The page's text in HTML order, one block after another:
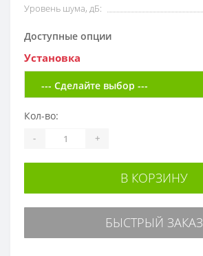
Уровень шума, дБ:
Доступные опции
Установка
Кол-во:
- +
В КОРЗИНУ
БЫСТРЫЙ ЗАКАЗ